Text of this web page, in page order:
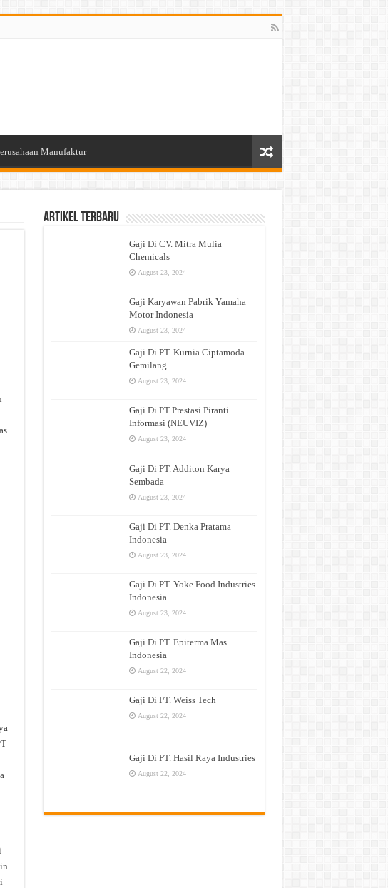
Manufaktur
Artikel Terbaru
Gaji Di CV. Mitra Mulia
Chemicals
August 23, 2024
Gaji Karyawan Pabrik Yamaha
Motor Indonesia
August 23, 2024
Gaji Di PT. Kurnia Ciptamoda
Gemilang
August 23, 2024
Gaji Di PT Prestasi Piranti
Informasi (NEUVIZ)
August 23, 2024
Gaji Di PT. Additon Karya
Sembada
August 23, 2024
Gaji Di PT. Denka Pratama
Indonesia
August 23, 2024
Gaji Di PT. Yoke Food Industries
Indonesia
August 23, 2024
Gaji Di PT. Epiterma Mas
Indonesia
August 22, 2024
Gaji Di PT. Weiss Tech
August 22, 2024
Gaji Di PT. Hasil Raya Industries
August 22, 2024